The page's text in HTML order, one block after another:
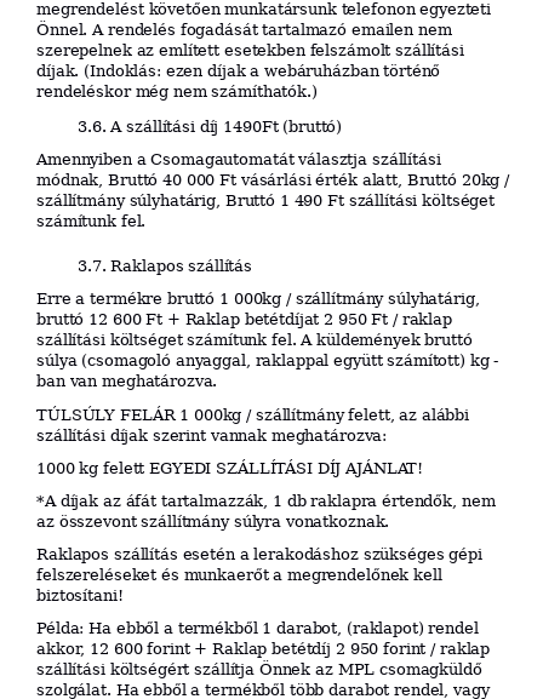
megrendelést követően munkatársunk telefonon egyezteti
Önnel. A rendelés fogadását tartalmazó emailen nem
szerepelnek az említett esetekben felszámolt szállítási
díjak. (Indoklás: ezen díjak a webáruházban történő
rendeléskor még nem számíthatók.)
3.6. A szállítási díj 1490Ft (bruttó)
Amennyiben a Csomagautomatát választja szállítási
módnak, Bruttó 40 000 Ft vásárlási érték alatt, Bruttó 20kg /
szállítmány súlyhatárig, Bruttó 1 490 Ft szállítási költséget
számítunk fel.
3.7. Raklapos szállítás
Erre a termékre bruttó 1 000kg / szállítmány súlyhatárig,
bruttó 12 600 Ft + Raklap betétdíjat 2 950 Ft / raklap
szállítási költséget számítunk fel. A küldemények bruttó
súlya (csomagoló anyaggal, raklappal együtt számított) kg -
ban van meghatározva.
TÚLSÚLY FELÁR 1 000kg / szállítmány felett, az alábbi
szállítási díjak szerint vannak meghatározva:
1000 kg felett EGYEDI SZÁLLÍTÁSI DÍJ AJÁNLAT!
*A díjak az áfát tartalmazzák, 1 db raklapra értendők, nem
az összevont szállítmány súlyra vonatkoznak.
Raklapos szállítás esetén a lerakodáshoz szükséges gépi
felszereléseket és munkaerőt a megrendelőnek kell
biztosítani!
Példa: Ha ebből a termékből 1 darabot, (raklapot) rendel
akkor, 12 600 forint + Raklap betétdíj 2 950 forint / raklap
szállítási költségért szállítja Önnek az MPL csomagküldő
szolgálat. Ha ebből a termékből több darabot rendel, vagy